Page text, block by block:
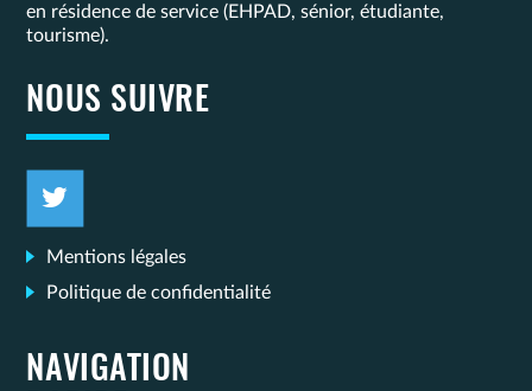
en résidence de service (EHPAD, sénior, étudiante,
tourisme).
NOUS SUIVRE
Mentions légales
Politique de confidentialité
NAVIGATION